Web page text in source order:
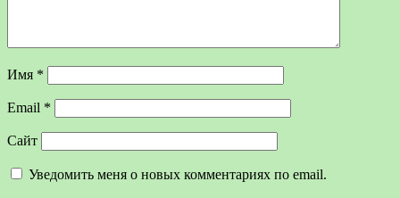
Имя *
Email *
Сайт
Уведомить меня о новых комментариях по email.